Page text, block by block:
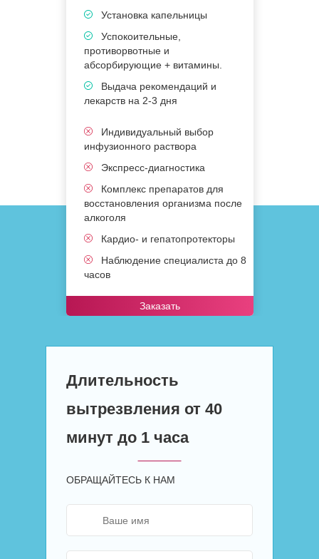
Установка капельницы
Успокоительные,
противорвотные и
абсорбирующие + витамины.
Выдача рекомендаций и
лекарств на 2-3 дня
Индивидуальный выбор
инфузионного раствора
Экспресс-диагностика
Комплекс препаратов для
восстановления организма после
алкоголя
Кардио- и гепатопротекторы
Наблюдение специалиста до 8
часов
Заказать
Длительность
вытрезвления от 40
минут до 1 часа
ОБРАЩАЙТЕСЬ К НАМ